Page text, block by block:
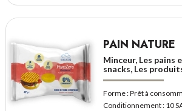
PAIN NATURE
Minceur, Les pains
snacks, Les
Forme :Prêt à
Conditionnement : 10